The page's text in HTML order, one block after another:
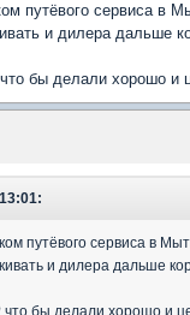
путёвого сервиса в
и дилера дальше
бы делали хорошо и
путёвого сервиса в
и дилера дальше
что бы делали хорошо и